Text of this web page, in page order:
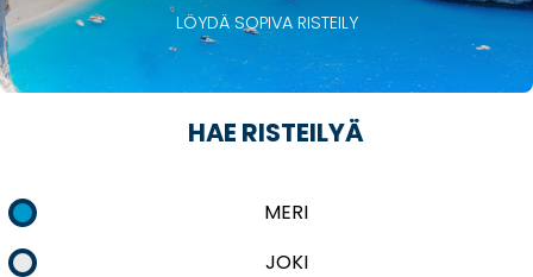
LÖYDÄ SOPIVA RISTEILY
HAE RISTEILYÄ
MERI
JOKI